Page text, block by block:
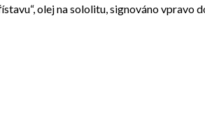
olej na sololitu, signováno vpravo